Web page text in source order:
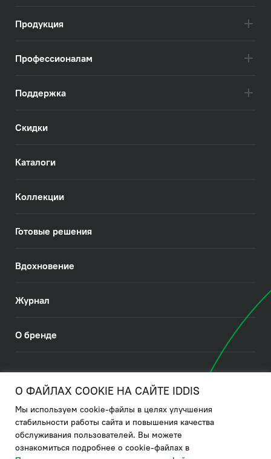
Продукция
Профессионалам
Поддержка
Скидки
Каталоги
Коллекции
Готовые решения
Вдохновение
Журнал
О бренде
Политика в отношении использования файлов cookies
Политика обработки ПДн
Политика в области управления цепочкой поставки
О ФАЙЛАХ COOKIE НА САЙТЕ IDDIS
Мы используем cookie-файлы в целях улучшения
стабильности работы сайта и повышения качества
обслуживания пользователей. Вы можете
ознакомиться подробнее о cookie-файлах в